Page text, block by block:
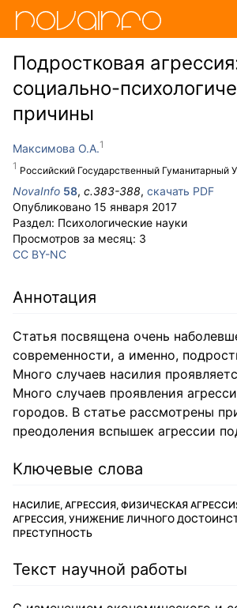
Подростковая
социально-
причины
Максимова О.А.
Российский Государственный Гуманитарный
NovaInfo 58, с.383-388, скачать PDF
Опубликовано 15 января 2017
Раздел: Психологические науки
Просмотров за месяц: 3
CC BY-NC
Аннотация
Статья посвящена очень
современности, а именно,
Много случаев насилия
Много случаев проявления
городов. В статье рассмотрены
преодоления вспышек агрессии
Ключевые слова
НАСИЛИЕ, АГРЕССИЯ, ФИЗИЧЕСКАЯ
АГРЕССИЯ, УНИЖЕНИЕ ЛИЧНОГО
ПРЕСТУПНОСТЬ
Текст научной работы